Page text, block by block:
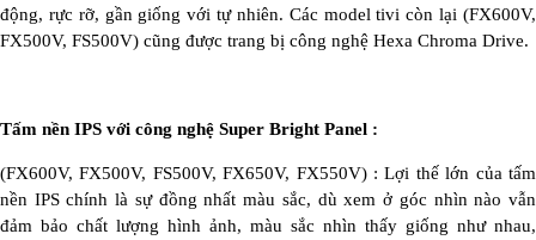
động, rực rỡ, gần giống với tự nhiên. Các model tivi còn lại (FX600V,
FX500V, FS500V) cũng được trang bị công nghệ Hexa Chroma Drive.
Tấm nền IPS với công nghệ Super Bright Panel :
(FX600V, FX500V, FS500V, FX650V, FX550V) : Lợi thế lớn của tấm
nền IPS chính là sự đồng nhất màu sắc, dù xem ở góc nhìn nào vẫn
đảm bảo chất lượng hình ảnh, màu sắc nhìn thấy giống như nhau,